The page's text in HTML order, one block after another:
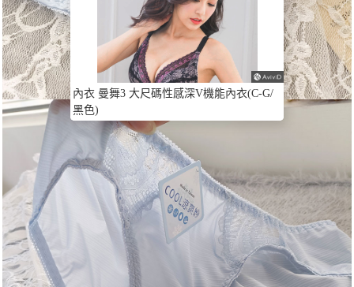
內衣 曼舞3 大尺碼性感深V機能內衣(C-G/
黑色)